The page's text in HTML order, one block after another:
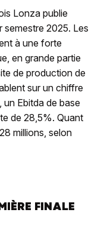
Lonza publie
semestre 2025. Les
à une forte
en grande partie
de production de
sur un chiffre
Ebitda de base
de 28,5%. Quant
millions, selon
FINALE